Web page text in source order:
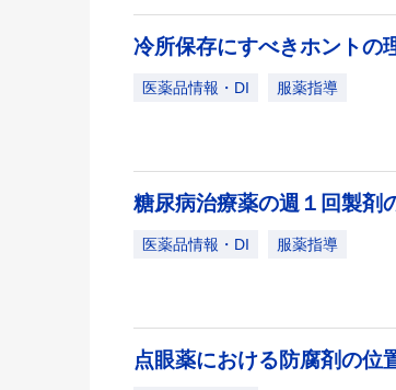
冷所保存にすべきホントの
医薬品情報・DI 服薬指導
糖尿病治療薬の週１回製剤
医薬品情報・DI 服薬指導
点眼薬における防腐剤の位